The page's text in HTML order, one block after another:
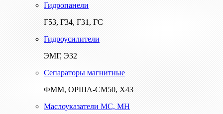
Гидропанели
Г53, Г34, Г31, ГС
Гидроусилители
ЭМГ, Э32
Сепараторы магнитные
ФММ, ОРША-СМ50, Х43
Маслоуказатели МС, МН